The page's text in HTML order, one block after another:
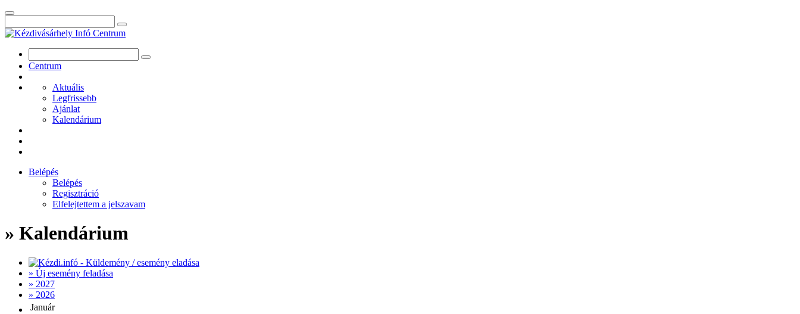
Centrum
Aktuális
Legfrissebb
Ajánlat
Kalendárium
Belépés
Belépés
Regisztráció
Elfelejtettem a jelszavam
» Kalendárium
» Új esemény feladása
» 2027
» 2026
Január